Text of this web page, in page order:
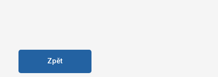
Zpět